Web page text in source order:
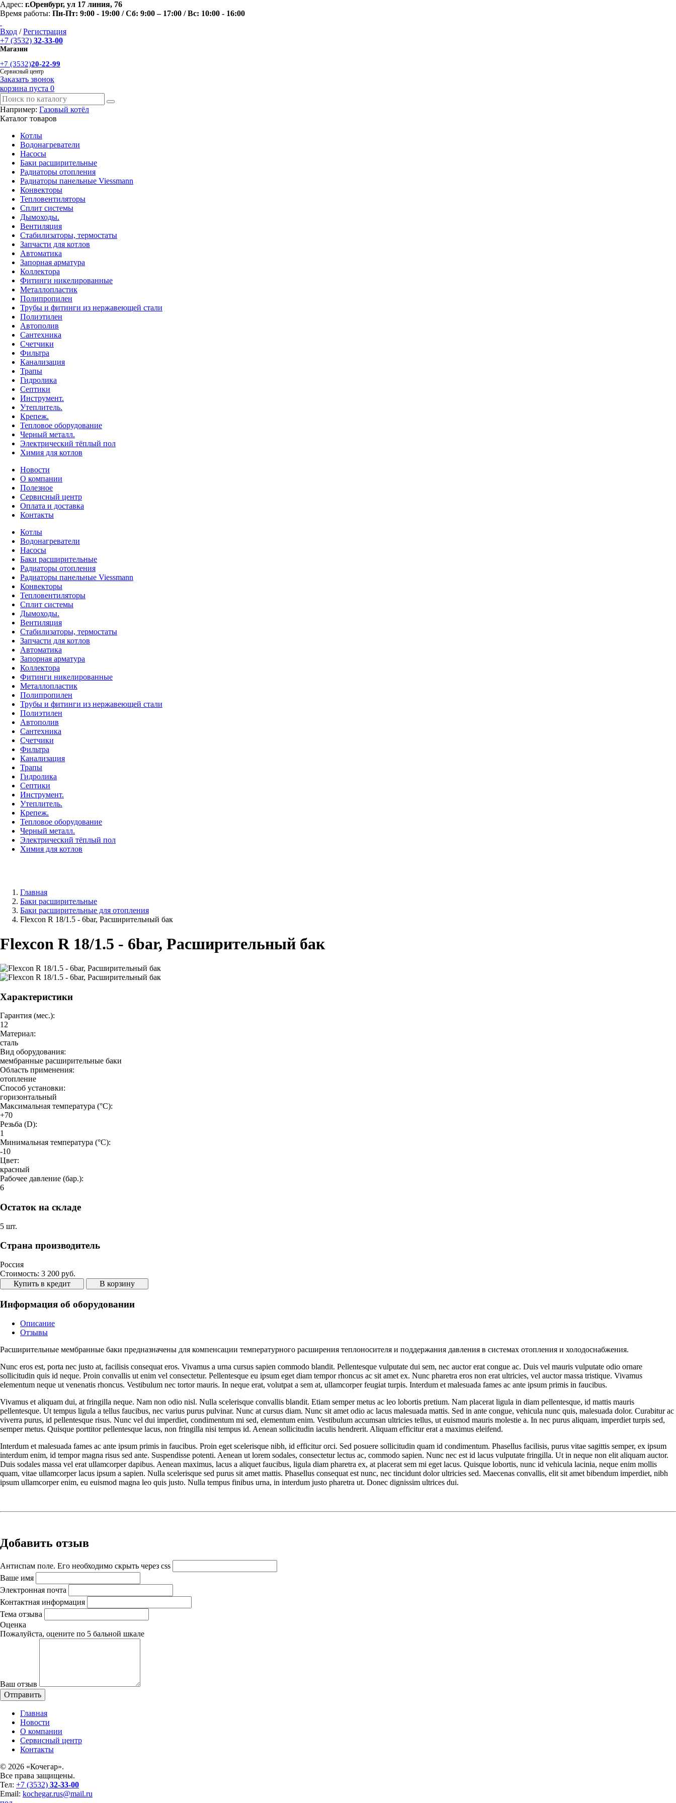
Адрес: г.Оренбург, ул 17 линия, 76
Время работы: Пн-Пт: 9:00 - 19:00 / Сб: 9:00 – 17:00 / Вс: 10:00 - 16:00
Вход / Регистрация
+7 (3532) 32-33-00
Магазин
+7 (3532)20-22-99
Сервисный центр
Заказать звонок
корзина пуста 0
Например: Газовый котёл
Каталог товаров
Котлы
Водонагреватели
Насосы
Баки расширительные
Радиаторы отопления
Радиаторы панельные Viessmann
Конвекторы
Тепловентиляторы
Сплит системы
Дымоходы.
Вентиляция
Стабилизаторы, термостаты
Запчасти для котлов
Автоматика
Запорная арматура
Коллектора
Фитинги никелированные
Металлопластик
Полипропилен
Трубы и фитинги из нержавеющей стали
Полиэтилен
Автополив
Сантехника
Счетчики
Фильтра
Канализация
Трапы
Гидролика
Септики
Инструмент.
Утеплитель.
Крепеж.
Тепловое оборудование
Черный металл.
Электрический тёплый пол
Химия для котлов
Новости
О компании
Полезное
Сервисный центр
Оплата и доставка
Контакты
Котлы
Водонагреватели
Насосы
Баки расширительные
Радиаторы отопления
Радиаторы панельные Viessmann
Конвекторы
Тепловентиляторы
Сплит системы
Дымоходы.
Вентиляция
Стабилизаторы, термостаты
Запчасти для котлов
Автоматика
Запорная арматура
Коллектора
Фитинги никелированные
Металлопластик
Полипропилен
Трубы и фитинги из нержавеющей стали
Полиэтилен
Автополив
Сантехника
Счетчики
Фильтра
Канализация
Трапы
Гидролика
Септики
Инструмент.
Утеплитель.
Крепеж.
Тепловое оборудование
Черный металл.
Электрический тёплый пол
Химия для котлов
Главная
Баки расширительные
Баки расширительные для отопления
Flexcon R 18/1.5 - 6bar, Расширительный бак
Flexcon R 18/1.5 - 6bar, Расширительный бак
Характеристики
Гарантия (мес.):
12
Материал:
сталь
Вид оборудования:
мембранные расширительные баки
Область применения:
отопление
Способ установки:
горизонтальный
Максимальная температура (°C):
+70
Резьба (D):
1
Минимальная температура (°C):
-10
Цвет:
красный
Рабочее давление (бар.):
6
Остаток на складе
5 шт.
Страна производитель
Россия
Стоимость: 3 200 руб.
Купить в кредит
В корзину
Информация об оборудовании
Описание
Отзывы
Расширительные мембранные баки предназначены для компенсации температурного расширения теплоносителя и поддержания давления в системах отопления и холодоснабжения.
Nunc eros est, porta nec justo at, facilisis consequat eros. Vivamus a urna cursus sapien commodo blandit. Pellentesque vulputate dui sem, nec auctor erat congue ac. Duis vel mauris vulputate odio ornare
sollicitudin quis id neque. Proin convallis ut enim vel consectetur. Pellentesque eu ipsum eget diam tempor rhoncus ac sit amet ex. Nunc pharetra eros non erat ultricies, vel auctor massa tristique. Vivamus
elementum neque ut venenatis rhoncus. Vestibulum nec tortor mauris. In neque erat, volutpat a sem at, ullamcorper feugiat turpis. Interdum et malesuada fames ac ante ipsum primis in faucibus.
Vivamus et aliquam dui, at fringilla neque. Nam non odio nisl. Nulla scelerisque convallis blandit. Etiam semper metus ac leo lobortis pretium. Nam placerat ligula in diam pellentesque, id mattis mauris
pellentesque. Ut tempus ligula a tellus faucibus, nec varius purus pulvinar. Nunc at cursus diam. Nunc sit amet odio ac lacus malesuada mattis. Sed in ante congue, vehicula nunc quis, malesuada dolor. Curabitur ac
viverra purus, id pellentesque risus. Nunc vel dui imperdiet, condimentum mi sed, elementum enim. Vestibulum accumsan ultricies tellus, ut euismod mauris molestie a. In nec purus aliquam, imperdiet turpis sed,
semper metus. Quisque porttitor pellentesque lacus, non fringilla nisi tempus id. Aenean sollicitudin iaculis hendrerit. Aliquam efficitur erat a maximus eleifend.
Interdum et malesuada fames ac ante ipsum primis in faucibus. Proin eget scelerisque nibh, id efficitur orci. Sed posuere sollicitudin quam id condimentum. Phasellus facilisis, purus vitae sagittis semper, ex ipsum
interdum enim, id tempor magna risus sed ante. Suspendisse potenti. Aenean ut lorem sodales, consectetur lectus ac, commodo sapien. Nunc nec est id lacus vulputate fringilla. Ut in neque non elit aliquam auctor.
Duis sodales massa vel erat ullamcorper dapibus. Aenean maximus, lacus a aliquet faucibus, ligula diam pharetra ex, at placerat sem mi eget lacus. Quisque lobortis, nunc id vehicula lacinia, neque enim mollis
quam, vitae ullamcorper lacus ipsum a sapien. Nulla scelerisque sed purus sit amet mattis. Phasellus consequat est nunc, nec tincidunt dolor ultricies sed. Maecenas convallis, elit sit amet bibendum imperdiet, nibh
ipsum ullamcorper enim, eu euismod magna leo quis justo. Nulla tempus finibus urna, in interdum justo pharetra ut. Donec dignissim ultrices dui.
Добавить отзыв
Антиспам поле. Его необходимо скрыть через css
Ваше имя
Электронная почта
Контактная информация
Тема отзыва
Оценка
Пожалуйста, оцените по 5 бальной шкале
Ваш отзыв
Главная
Новости
О компании
Сервисный центр
Контакты
© 2026 «Кочегар».
Все права защищены.
Тел: +7 (3532) 32-33-00
Email: kochegar.rus@mail.ru